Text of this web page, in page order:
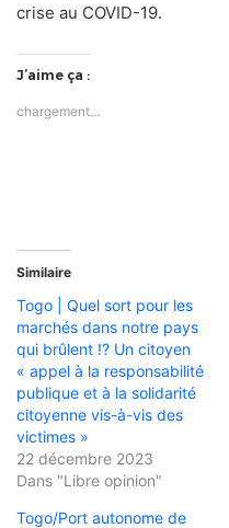
crise au COVID-19.
J’aime ça :
chargement…
Similaire
Togo | Quel sort pour les
marchés dans notre pays
qui brûlent !? Un citoyen
« appel à la responsabilité
publique et à la solidarité
citoyenne vis-à-vis des
victimes »
22 décembre 2023
Dans "Libre opinion"
Togo/Port autonome de